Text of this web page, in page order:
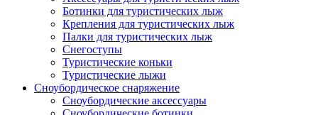
Ботинки для туристических лыж
Крепления для туристических лыж
Палки для туристических лыж
Снегоступы
Туристические коньки
Туристические лыжи
Сноубордическое снаряжение
Сноубордические аксессуары